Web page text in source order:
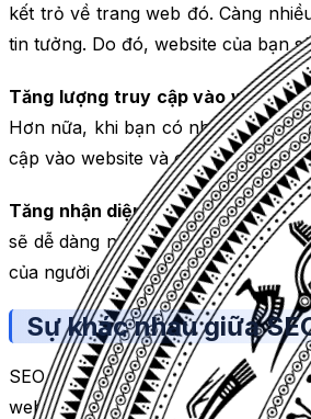
kết trỏ về trang web đó. Càng
tin tưởng. Do đó, website của bạn
Tăng lượng truy cập vào
Hơn nữa, khi bạn có nhiều liên
cập vào website và cũng là một
Tăng nhận diện thương hiệu:Khi
sẽ dễ dàng nhớ đến tên website,
của người dùng với thương hiệu của
Sự khác nhau giữa
SEO Onpage là hình thức tối ưu
website phù hợp với tiêu chí của